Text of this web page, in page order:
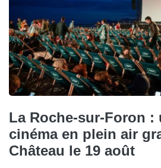
La Roche-sur-Foron :
cinéma en plein air
Château le 19 août